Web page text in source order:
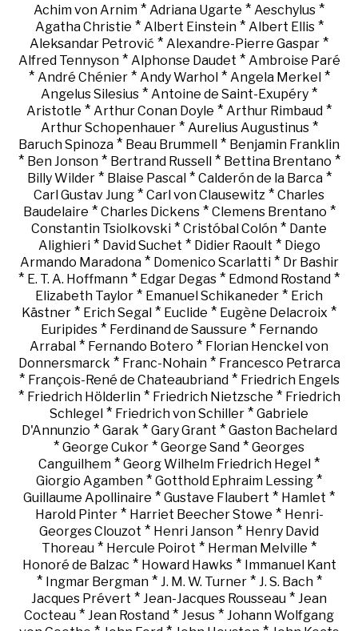
Achim von Arnim * Adriana Ugarte * Aeschylus *
Agatha Christie * Albert Einstein* Albert Ellis*
Aleksandar Petrović * Alexandre-Pierre Gaspar *
Alfred Tennyson* Alphonse Daudet * Ambroise Paré
* André Chénier* Andy Warhol * Angela Merkel *
Angelus Silesius * Antoine de Saint-Exupéry *
Aristotle * Arthur Conan Doyle * Arthur Rimbaud *
Arthur Schopenhauer* Aurelius Augustinus*
Baruch Spinoza * Beau Brummell * Benjamin Franklin
* Ben Jonson* Bertrand Russell * Bettina Brentano *
Billy Wilder* Blaise Pascal* Calderón de la Barca*
Carl Gustav Jung * Carl von Clausewitz * Charles
Baudelaire * Charles Dickens* Clemens Brentano *
Constantin Tsiolkovski * Cristóbal Colón * Dante
Alighieri* David Suchet * Didier Raoult * Diego
Armando Maradona* Domenico Scarlatti* Dr Bashir
* E. T. A. Hoffmann * Edgar Degas * Edmond Rostand *
Elizabeth Taylor * Emanuel Schikaneder * Erich
Kästner * Erich Segal * Euclide * Eugène Delacroix *
Euripides* Ferdinand de Saussure * Fernando
Arrabal * Fernando Botero * Florian Henckel von
Donnersmarck * Franc-Nohain* Francesco Petrarca
* François-René de Chateaubriand* Friedrich Engels
* Friedrich Hölderlin* Friedrich Nietzsche * Friedrich
Schlegel * Friedrich von Schiller * Gabriele
D'Annunzio * Garak * Gary Grant * Gaston Bachelard
* George Cukor * George Sand * Georges
Canguilhem * Georg Wilhelm Friedrich Hegel *
Giorgio Agamben * Gotthold Ephraim Lessing *
Guillaume Apollinaire * Gustave Flaubert * Hamlet *
Harold Pinter* Harriet Beecher Stowe * Henri-
Georges Clouzot * Henri Janson * Henry David
Thoreau * Hercule Poirot * Herman Melville *
Honoré de Balzac * Howard Hawks* Immanuel Kant
* Ingmar Bergman* J. M. W. Turner* J. S. Bach*
Jacques Prévert * Jean-Jacques Rousseau * Jean
Cocteau * Jean Rostand * Jesus * Johann Wolfgang